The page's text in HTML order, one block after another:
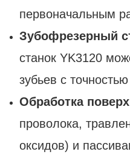
первоначальным
Зубофрезерный
станок YK3120
зубьев с
Обработка
проволока,
оксидов) и